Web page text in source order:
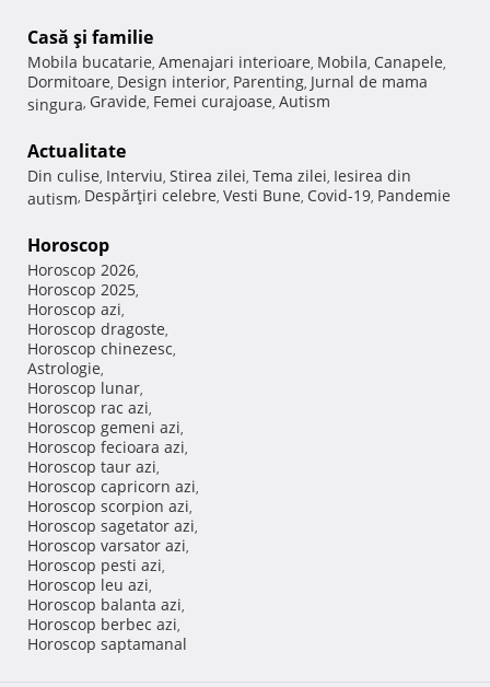
Casă şi familie
Mobila bucatarie, Amenajari interioare, Mobila, Canapele,
Dormitoare, Design interior, Parenting, Jurnal de mama
singura, Gravide, Femei curajoase, Autism
Actualitate
Din culise, Interviu, Stirea zilei, Tema zilei, Iesirea din
autism, Despărţiri celebre, Vesti Bune, Covid-19, Pandemie
Horoscop
Horoscop 2026,
Horoscop 2025,
Horoscop azi,
Horoscop dragoste,
Horoscop chinezesc,
Astrologie,
Horoscop lunar,
Horoscop rac azi,
Horoscop gemeni azi,
Horoscop fecioara azi,
Horoscop taur azi,
Horoscop capricorn azi,
Horoscop scorpion azi,
Horoscop sagetator azi,
Horoscop varsator azi,
Horoscop pesti azi,
Horoscop leu azi,
Horoscop balanta azi,
Horoscop berbec azi,
Horoscop saptamanal